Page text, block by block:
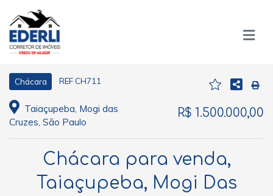
Chácara REF CH711
Taiaçupeba, Mogi das
Cruzes, São Paulo
R$ 1.500.000,00
Chácara para venda,
Taiaçupeba, Mogi Das